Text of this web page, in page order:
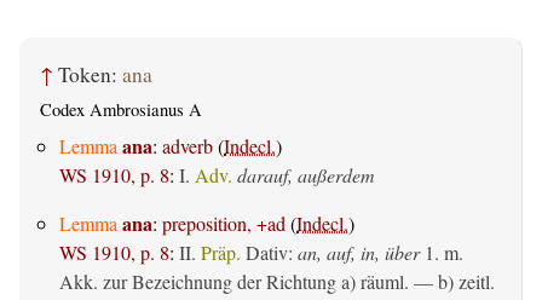
↑ Token: ana
Codex Ambrosianus A
Lemmaana: adverb(Indecl.)
WS 1910, p. 8: I. Adv. darauf, außerdem
Lemmaana: preposition, +ad(Indecl.)
WS 1910, p. 8: II. Präp. Dativ: an, auf, in, über1. m.
Akk. zur Bezeichnung der Richtunga)räuml. — b)zeitl.